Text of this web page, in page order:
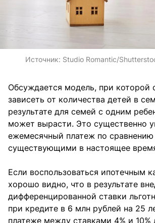
Источник: Studio Romantic/
Обсуждается модель, при которой
зависеть от количества детей в
результате для семей с одним
может вырасти. Это существенно
ежемесячный платеж по сравнению
существующими в настоящее
Если воспользоваться ипотечным
хорошо видно, что в результате
дифференцированной ставки
при кредите в 6 млн рублей на 25
платеже между ставками 4% и 10%